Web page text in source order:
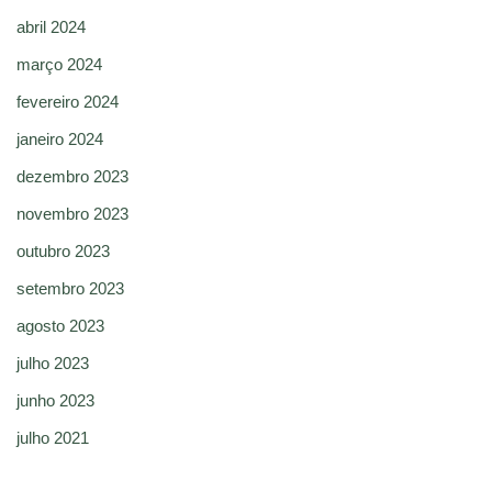
abril 2024
março 2024
fevereiro 2024
janeiro 2024
dezembro 2023
novembro 2023
outubro 2023
setembro 2023
agosto 2023
julho 2023
junho 2023
julho 2021